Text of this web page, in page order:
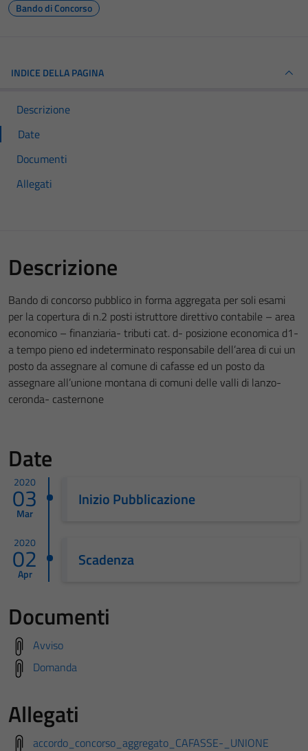
Bando di Concorso
INDICE DELLA PAGINA
Descrizione
Date
Documenti
Allegati
Descrizione
Bando di concorso pubblico in forma aggregata per soli esami
per la copertura di n.2 posti istruttore direttivo contabile – area
economico – finanziaria- tributi cat. d- posizione economica d1-
a tempo pieno ed indeterminato responsabile dell’area di cui un
posto da assegnare al comune di cafasse ed un posto da
assegnare all’unione montana di comuni delle valli di lanzo-
ceronda- casternone
Date
2020
03
Mar
Inizio Pubblicazione
2020
02
Apr
Scadenza
Documenti
Avviso
Domanda
Allegati
accordo_concorso_aggregato_CAFASSE-_UNIONE